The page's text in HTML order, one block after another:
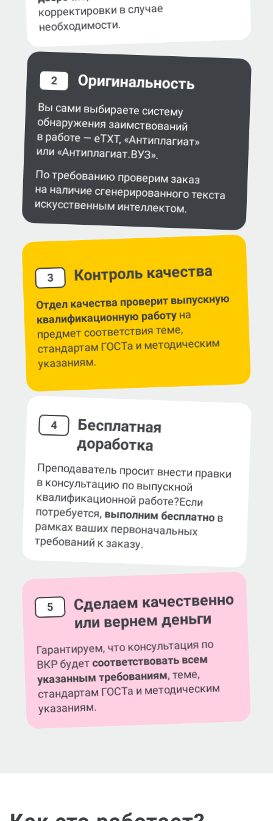
специалисты выполняют заказы
досрочно, чтобы внести
корректировки в случае
необходимости.
2 Оригинальность
Вы сами выбираете систему
обнаружения заимствований
в работе — eTXT, «Антиплагиат»
или «Антиплагиат.ВУЗ».
По требованию проверим заказ
на наличие сгенерированного текста
искусственным интеллектом.
3 Контроль качества
Отдел качества проверит выпускную
квалификационную работуна
предмет соответствия теме,
стандартам ГОСТа и методическим
указаниям.
Бесплатная
доработка
Преподаватель просит внести правки
в консультацию по выпускной
квалификационной работе?Если
потребуется,выполним бесплатно
Сделаем качественно
или вернем деньги
Гарантируем, что консультация по
ВКР будетсоответствовать всем
указанным требованиям , теме,
стандартам ГОСТа и методическим
указаниям.